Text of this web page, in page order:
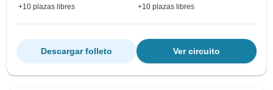
+10 plazas libres +10 plazas libres
Ver circuito
Descargar folleto